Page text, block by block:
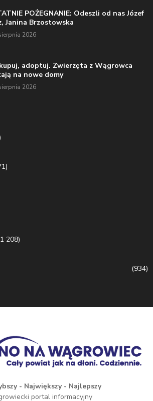
POŻEGNANIE: Odeszli od nas Józef
Janina Brzostowska
2026
adoptuj. Zwierzęta z Wągrowca
na nowe domy
2026
208)
(934)
- Największy - Najlepszy
portal informacyjny